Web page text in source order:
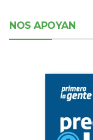
NOS APOYAN